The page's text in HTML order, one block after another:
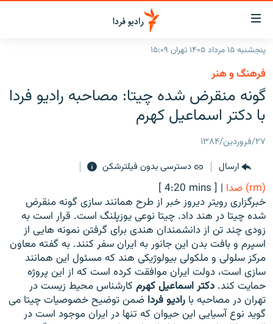
لینک‌های
قابلیت
دسترسی
بازگشت
بازگشت
به
منوی
اصلی
رفتن
صفحه
جستجو
صفحه اصلی
ایران
جهان
برنامه‌های رادیویی
فرکانس‌ها
پادکست
چندرسانه‌ای
گزارش‌های تصویری
گزارش‌های ویدئویی
زنان فردا
English
به ما بپیوندید
پنجشنبه ۱۵ مرداد ۱۴۰۵ تهران ۱۵:۰۹
فرهنگ و هنر
گونه منقرض شده چیتا: مصاحبه رادیو فردا
با دکتر اسماعیل کهرم
۲۷/فروردین/۱۳۸۴
ارسال
دسترسی بدون فیلترشکن
(rm) صدا |
[ 4:20 mins ]
خبرگزاری رویتر دیروز خبر از طرح همانند سازی گونه منقرض
شده چیتا در هند داد. چیتا نوعی یوزپلنگ است. قرار است به
زودی چند تن از دانشمندان هندی برای گرفتن نمونه هایی از
اسپرم و بافت بدن این جانور به ایران سفر کنند. به گفته معاون
مرکز سلولی و ملکولی بیولوژیکی هند که مسئول این همانند
سازی است، دولت ایران موافقت کرده است که از این پروژه
حمایت کند. دکتر اسماعیل کهرم کارشناس محیط زیست در
تهران در مصاحبه با رادیو فردا ضمن توضیح خصوصیات چیتا می
گوید نوع آسیایی این حیوان که تنها در ایران موجود است در